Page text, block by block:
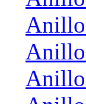
Anillo
Anillo
Anillo